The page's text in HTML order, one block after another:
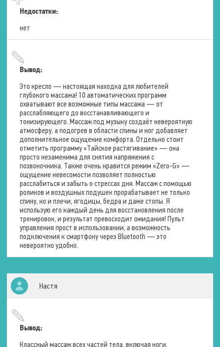
Недостатки:
нет
Вывод:
Это кресло — настоящая находка для любителей
глубокого массажа! 10 автоматических программ
охватывают все возможные типы массажа — от
расслабляющего до восстанавливающего и
тонизирующего. Массаж под музыку создаёт невероятную
атмосферу, а подогрев в области спины и ног добавляет
дополнительное ощущение комфорта. Отдельно стоит
отметить программу «Тайское растягивание» — она
просто незаменима для снятия напряжения с
позвоночника. Также очень нравится режим «Zero-G» —
ощущение невесомости позволяет полностью
расслабиться и забыть о стрессах дня. Массаж с помощью
роликов и воздушных подушек прорабатывает не только
спину, но и плечи, ягодицы, бедра и даже стопы. Я
использую его каждый день для восстановления после
тренировок, и результат превосходит ожидания! Пульт
управления прост в использовании, а возможность
подключения к смартфону через Bluetooth — это
невероятно удобно.
Настя
Вывод:
Классный массаж всех частей тела, включая ноги,